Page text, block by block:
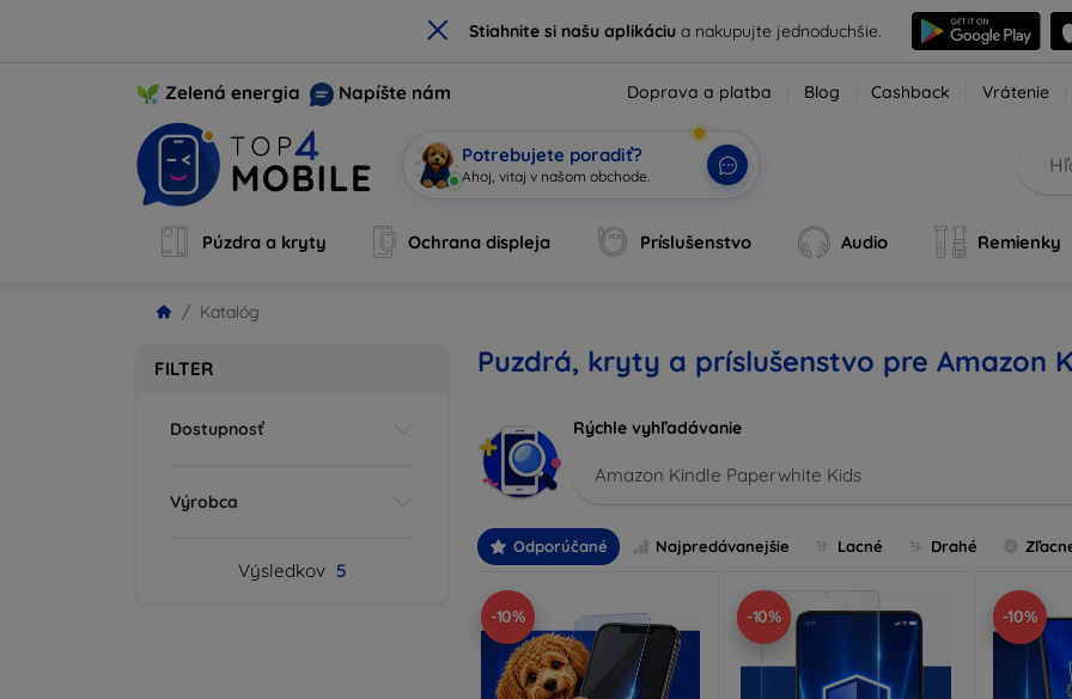
× Stiahnite si našu aplikáciua nakupujte jednoduchšie.
Zelená energia Napíšte nám Doprava a platba Blog Cashback Vrátenie
Potrebujete poradiť?
|
Púzdra a kryty Ochrana displeja Príslušenstvo Audio Remienky
Katalóg
FILTER
Dostupnosť
Výrobca
Výsledkov 5
Puzdrá, kryty a príslušenstvo pre Amazon
Rýchle vyhľadávanie
Amazon Kindle Paperwhite Kids
Odporúčané Najpredávanejšie Lacné Drahé
-10% -10% -10%